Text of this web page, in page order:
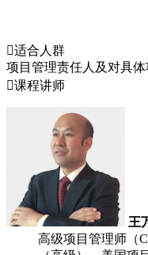
适合人群
项目管理责任人及对具体
课程讲师
王
高级项目管理师（